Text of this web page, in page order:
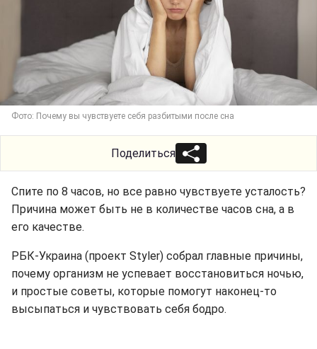
Фото: Почему вы чувствуете себя разбитыми после сна
Поделиться
Спите по 8 часов, но все равно чувствуете усталость?
Причина может быть не в количестве часов сна, а в
его качестве.
РБК-Украина (проект Styler) собрал главные причины,
почему организм не успевает восстановиться ночью,
и простые советы, которые помогут наконец-то
высыпаться и чувствовать себя бодро.